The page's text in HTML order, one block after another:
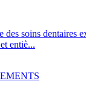
des soins dentaires
entiè...